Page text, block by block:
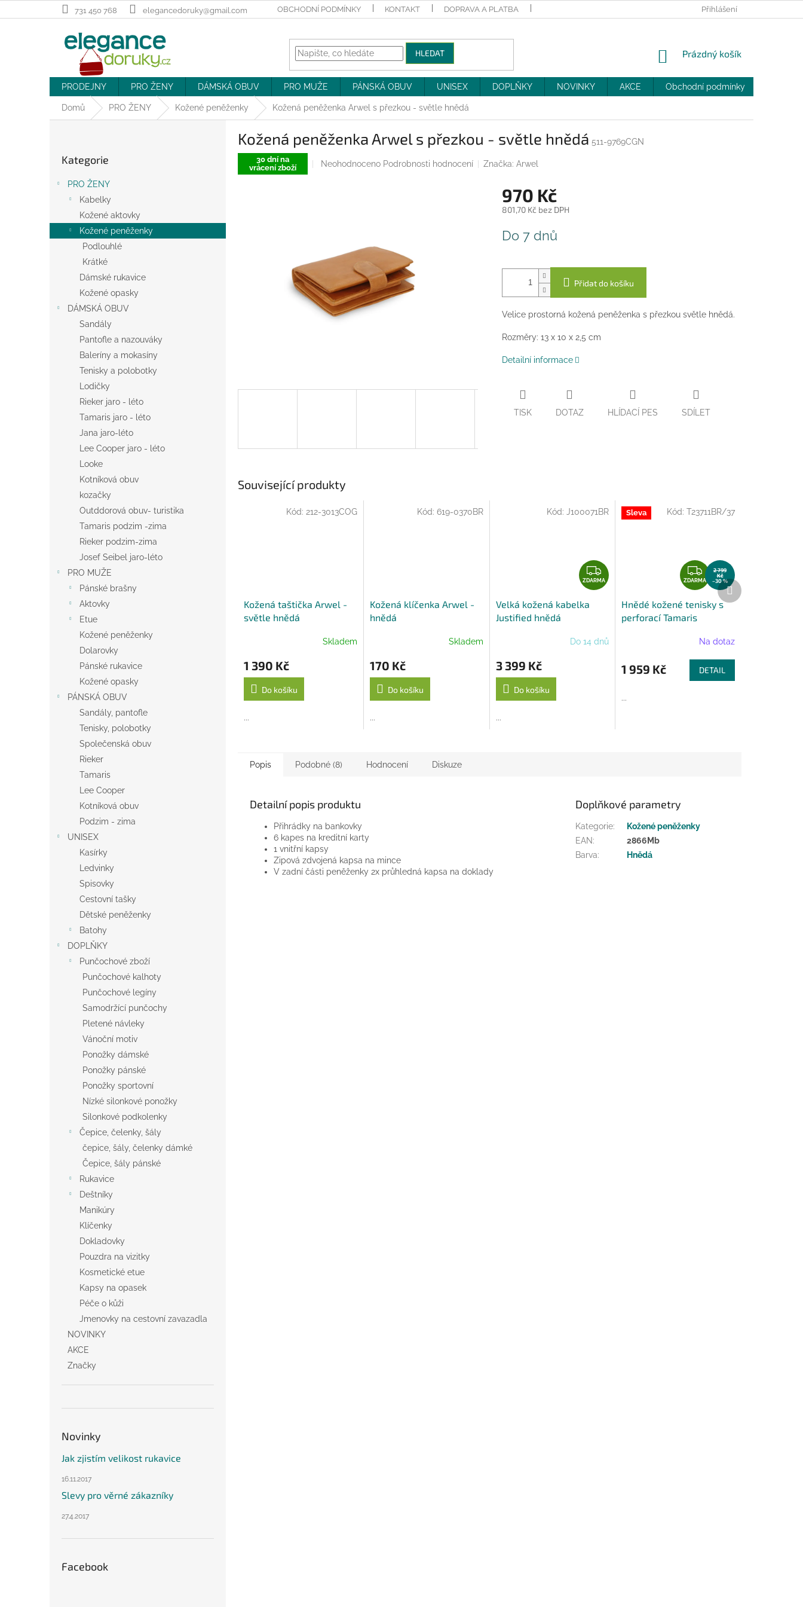
na
731 450 768 elegancedoruky@gmail.com OBCHODNÍ PODMÍNKY KONTAKT DOPRAVA A PLATBA MOJE OBJEDNÁVKA
Přihlášení
HLEDAT
NÁKUPNÍ
Prázdný košík
PRODEJNY PRO ŽENY DÁMSKÁ OBUV PRO MUŽE PÁNSKÁ OBUV UNISEX DOPLŇKY NOVINKY AKCE Obchodní podmínky
Domů PRO ŽENY Kožené peněženky Kožená peněženka Arwel s přezkou - světle hnědá
kategorie
Kategorie
PRO ŽENY
Kabelky
Kožené aktovky
Kožené peněženky
Podlouhlé
Krátké
Dámské rukavice
Kožené opasky
DÁMSKÁ OBUV
Sandály
Pantofle a nazouváky
Baleríny a mokasíny
Tenisky a polobotky
Lodičky
Rieker jaro - léto
Tamaris jaro - léto
Jana jaro-léto
Lee Cooper jaro - léto
Looke
Kotníková obuv
kozačky
Outddorová obuv- turistika
Tamaris podzim -zima
Rieker podzim-zima
Josef Seibel jaro-léto
PRO MUŽE
Pánské brašny
Aktovky
Etue
Kožené peněženky
Dolarovky
Pánské rukavice
Kožené opasky
PÁNSKÁ OBUV
Sandály, pantofle
Tenisky, polobotky
Společenská obuv
Rieker
Tamaris
Lee Cooper
Kotníková obuv
Podzim - zima
UNISEX
Kasírky
Ledvinky
Spisovky
Cestovní tašky
Dětské peněženky
Batohy
DOPLŇKY
Punčochové zboží
Punčochové kalhoty
Punčochové legíny
Samodržící punčochy
Pletené návleky
Vánoční motiv
Ponožky dámské
Ponožky pánské
Ponožky sportovní
Nízké silonkové ponožky
Silonkové podkolenky
Čepice, čelenky, šály
čepice, šály, čelenky dámké
Čepice, šály pánské
Rukavice
Deštníky
Manikúry
Klíčenky
Dokladovky
Pouzdra na vizitky
Kosmetické etue
Kapsy na opasek
Péče o kůži
Jmenovky na cestovní zavazadla
NOVINKY
AKCE
Značky
Novinky
Jak zjistím velikost rukavice
16.11.2017
Slevy pro věrné zákazníky
27.4.2017
Facebook
Kožená peněženka Arwel s přezkou - světle hnědá 511-9769CGN
30 dní na
vrácení zboží
Průměrné
Neohodnoceno Podrobnosti hodnocení Značka:Arwel
970 Kč
801,70 Kč bez DPH
cena:
Do 7 dnů
Přidat do košíku
Velice prostorná kožená peněženka s přezkou světle hnědá.
Rozměry: 13 x 10 x 2,5 cm
Detailní informace
TISK DOTAZ HLÍDACÍ PES SDÍLET
Související produkty
Kožená taštička Arwel -
světle hnědá
Skladem
1 390 Kč
Do košíku
...
Kód: 212-3013COG
Kožená klíčenka Arwel -
hnědá
Skladem
170 Kč
Do košíku
...
Kód: 619-0370BR
Z
D
A
ZDARMA
Velká kožená kabelka
Justified hnědá
Do 14 dnů
3 399 Kč
Do košíku
...
Kód:J100071BR Sleva
Z
D
A
R
A
ZDARMA
2 799
Kč
–30 %
Hnědé kožené tenisky s
perforací Tamaris
Na dotaz
1 959 Kč DETAIL
...
Kód: T23711BR/37
Další
produkt
Popis Podobné (8) Hodnocení Diskuze
Detailní popis produktu
Přihrádky na bankovky
6 kapes na kreditní karty
1 vnitřní kapsy
Zipová zdvojená kapsa na mince
V zadní části peněženky 2x průhledná kapsa na doklady
Doplňkové parametry
Kategorie:
Kožené peněženky
EAN:
2866Mb
Barva: Hnědá